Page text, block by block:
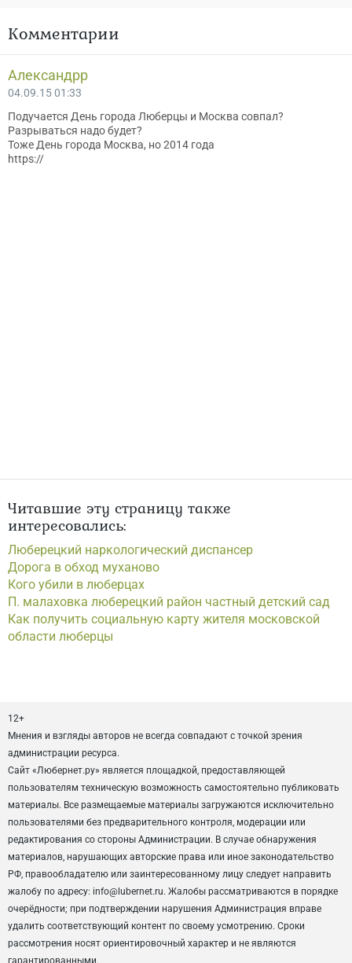
Комментарии
Александрр
04.09.15 01:33
Подучается День города Люберцы и Москва совпал?
Разрываться надо будет?
Тоже День города Москва, но 2014 года
https://
Читавшие эту страницу также
интересовались:
Люберецкий наркологический диспансер
Дорога в обход муханово
Кого убили в люберцах
П. малаховка люберецкий район частный детский сад
Как получить социальную карту жителя московской
области люберцы
12+
Мнения и взгляды авторов не всегда совпадают с точкой зрения
администрации ресурса.
Сайт «Любернет.ру» является площадкой, предоставляющей
пользователям техническую возможность самостоятельно публиковать
материалы. Все размещаемые материалы загружаются исключительно
пользователями без предварительного контроля, модерации или
редактирования со стороны Администрации. В случае обнаружения
материалов, нарушающих авторские права или иное законодательство
РФ, правообладателю или заинтересованному лицу следует направить
жалобу по адресу: info@lubernet.ru. Жалобы рассматриваются в порядке
очерёдности; при подтверждении нарушения Администрация вправе
удалить соответствующий контент по своему усмотрению. Сроки
рассмотрения носят ориентировочный характер и не являются
гарантированными.